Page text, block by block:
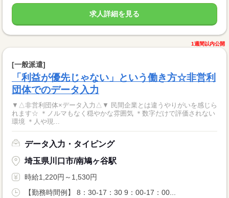
求人詳細を見る
1週間以内公開
[一般派遣]
「利益が優先じゃない」という働き方☆非営利
団体でのデータ入力
▼△非営利団体×データ入力△▼ 民間企業とは違うやりがいを感じら
れます☆ ＊ノルマもなく穏やかな雰囲気 ＊数字だけで評価されない
環境 ＊人や現...
データ入力・タイピング
埼玉県川口市/南鳩ヶ谷駅
時給1,220円～1,530円
【勤務時間例】 8：30-17：30 9：00-17：00...